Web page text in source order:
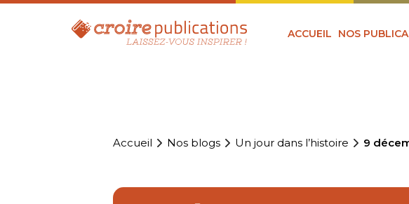
ACCUEIL NOS
Accueil Nos blogs Un jour dans l’histoire 9